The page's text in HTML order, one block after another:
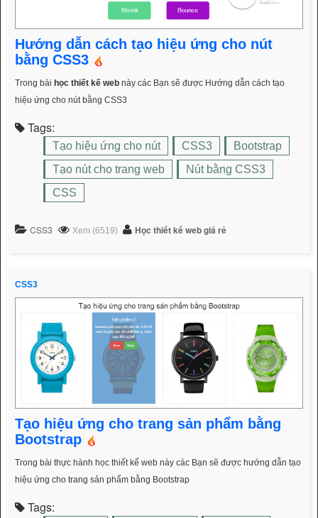
Hướng dẫn cách tạo hiệu ứng cho nút
bằng CSS3
Trong bài học thiết kế web này các Bạn sẽ được Hướng dẫn cách tạo
hiệu ứng cho nút bằng CSS3
Tags:
Tạo hiệu ứng cho nút CSS3
Bootstrap
Tạo nút cho trang web
Nút bằng CSS3
CSS
CSS3 Xem (6519) Học thiết kế web giá rẻ
CSS3
Tạo hiệu ứng cho trang sản phẩm bằng
Bootstrap
Trong bài thực hành học thiết kế web này các Bạn sẽ được hướng dẫn tạo
hiệu ứng cho trang sản phẩm bằng Bootstrap
Tags: